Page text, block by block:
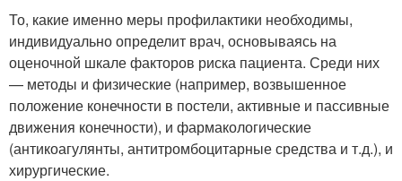
То, какие именно меры профилактики необходимы,
индивидуально определит врач, основываясь на
оценочной шкале факторов риска пациента. Среди них
— методы и физические (например, возвышенное
положение конечности в постели, активные и пассивные
движения конечности), и фармакологические
(антикоагулянты, антитромбоцитарные средства и т.д.), и
хирургические.